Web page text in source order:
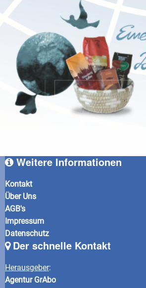
Weitere Informationen
Kontakt
Über Uns
AGB's
Impressum
Datenschutz
Der schnelle Kontakt
Herausgeber:
Agentur GrAbo